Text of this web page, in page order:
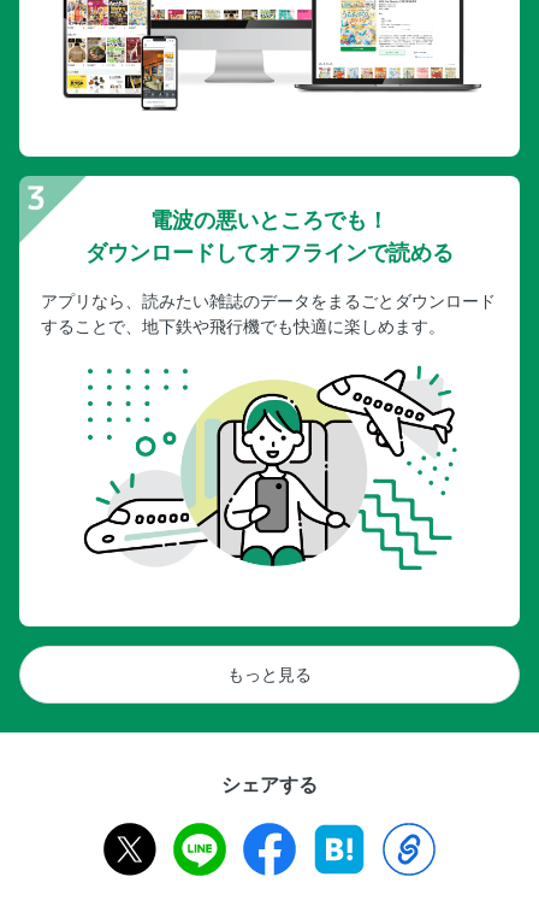
電波の悪いところでも！
ダウンロードしてオフラインで読める
アプリなら、読みたい雑誌のデータをまるごとダウンロード
することで、地下鉄や飛行機でも快適に楽しめます。
もっと見る
シェアする